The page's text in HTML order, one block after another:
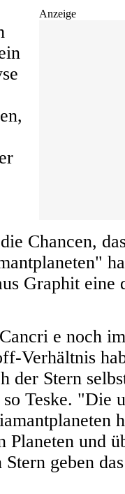
Anzeige
Chancen,
Graphit eine
e noch
Verhältnis
der Stern
Teske. "Die
Planeten und
geben